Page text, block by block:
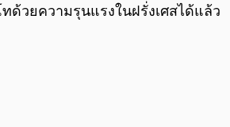
ด้วยความรุนแรงในฝรั่งเศสได้แล้ว